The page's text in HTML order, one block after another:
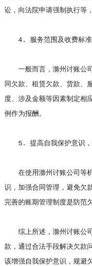
讼，向法院申请强制执行等
4. 服务范围及收费标准
一般而言，滁州讨账公司
同欠款、租赁欠款、货款、
度、涉及金额等因素制定相
例作为报酬。
5. 提高自我保护意识，
在使用滁州讨账公司等机
识，加强合同管理，避免欠
完善的账期管理制度是防范
综上所述，滁州讨账公司
款，通过合法手段解决欠款
该增强自我保护意识，规避